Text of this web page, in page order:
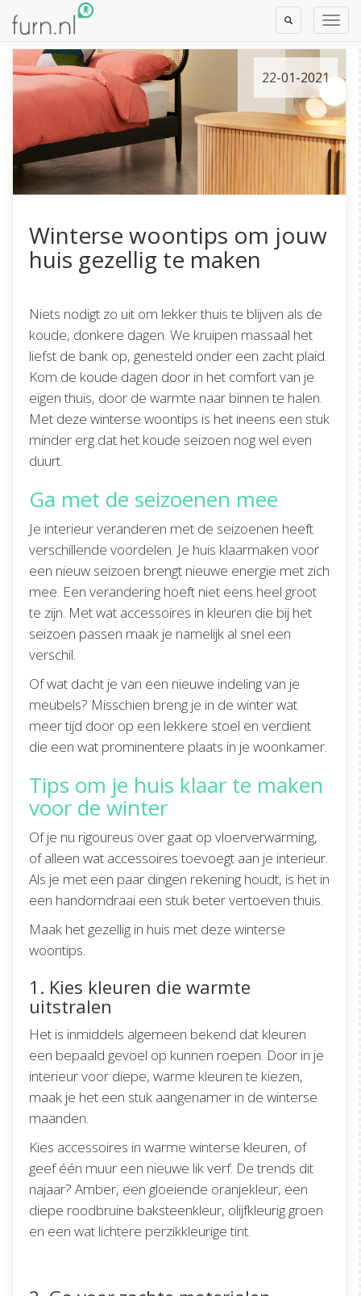
Toggle
Search
Winterse woontips om jouw
huis gezellig te maken
22-01-2021
Niets nodigt zo uit om lekker thuis te blijven als de
koude, donkere dagen. We kruipen massaal het
liefst de bank op, genesteld onder een zacht plaid.
Kom de koude dagen door in het comfort van je
eigen thuis, door de warmte naar binnen te halen.
Met deze winterse woontips is het ineens een stuk
minder erg dat het koude seizoen nog wel even
duurt.
Ga met de seizoenen mee
Je interieur veranderen met de seizoenen heeft
verschillende voordelen. Je huis klaarmaken voor
een nieuw seizoen brengt nieuwe energie met zich
mee. Een verandering hoeft niet eens heel groot
te zijn. Met wat accessoires in kleuren die bij het
seizoen passen maak je namelijk al snel een
verschil.
Of wat dacht je van een nieuwe indeling van je
meubels? Misschien breng je in de winter wat
meer tijd door op een lekkere stoel en verdient
die een wat prominentere plaats in je woonkamer.
Tips om je huis klaar te maken
voor de winter
Of je nu rigoureus over gaat op vloerverwarming,
of alleen wat accessoires toevoegt aan je interieur.
Als je met een paar dingen rekening houdt, is het in
een handomdraai een stuk beter vertoeven thuis.
Maak het gezellig in huis met deze winterse
woontips.
1. Kies kleuren die warmte
uitstralen
Het is inmiddels algemeen bekend dat kleuren
een bepaald gevoel op kunnen roepen. Door in je
interieur voor diepe, warme kleuren te kiezen,
maak je het een stuk aangenamer in de winterse
maanden.
Kies accessoires in warme winterse kleuren, of
geef één muur een nieuwe lik verf. De trends dit
najaar? Amber, een gloeiende oranjekleur, een
diepe roodbruine baksteenkleur, olijfkleurig groen
en een wat lichtere perzikkleurige tint.